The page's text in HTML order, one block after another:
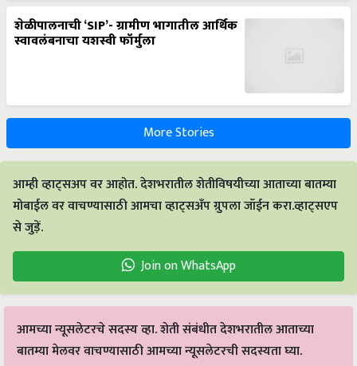
शेळीपालनाची ‘SIP’- ग्रामीण भागातील आर्थिक
स्वावलंबनाचा यशस्वी फॉर्मुला
More Stories
आम्ही व्हाट्सअप वर आहोत. देशभरातील शेतीविषयीच्या आताच्या बातम्या
मोबाईल वर वाचण्यासाठी आमचा व्हाट्सअँप ग्रुपला जॉईन करा.व्हाट्सएप
से जुड़ें.
Join on WhatsApp
आमच्या न्यूसलेटरचे सदस्य व्हा. शेती संबंधीत देशभरातील आताच्या
बातम्या मेलवर वाचण्यासाठी आमच्या न्यूसलेटरची सदस्यता घ्या.